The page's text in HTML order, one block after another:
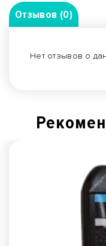
Отзывов (0)
Нет отзывов о